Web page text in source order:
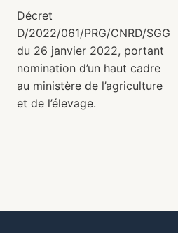
Décret
D/2022/061/PRG/CNRD/SGG
du 26 janvier 2022, portant
nomination d’un haut cadre
au ministère de l’agriculture
et de l’élevage.